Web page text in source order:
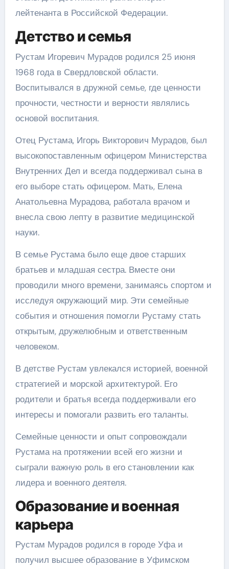
лейтенанта в Российской Федерации.
Детство и семья
Рустам Игоревич Мурадов родился 25 июня
1968 года в Свердловской области.
Воспитывался в дружной семье, где ценности
прочности, честности и верности являлись
основой воспитания.
Отец Рустама, Игорь Викторович Мурадов, был
высокопоставленным офицером Министерства
Внутренних Дел и всегда поддерживал сына в
его выборе стать офицером. Мать, Елена
Анатольевна Мурадова, работала врачом и
внесла свою лепту в развитие медицинской
науки.
В семье Рустама было еще двое старших
братьев и младшая сестра. Вместе они
проводили много времени, занимаясь спортом и
исследуя окружающий мир. Эти семейные
события и отношения помогли Рустаму стать
открытым, дружелюбным и ответственным
человеком.
В детстве Рустам увлекался историей, военной
стратегией и морской архитектурой. Его
родители и братья всегда поддерживали его
интересы и помогали развить его таланты.
Семейные ценности и опыт сопровождали
Рустама на протяжении всей его жизни и
сыграли важную роль в его становлении как
лидера и военного деятеля.
Образование и военная
карьера
Рустам Мурадов родился в городе Уфа и
получил высшее образование в Уфимском